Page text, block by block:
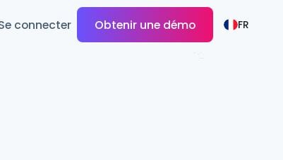
connecter Obtenir une démo FR